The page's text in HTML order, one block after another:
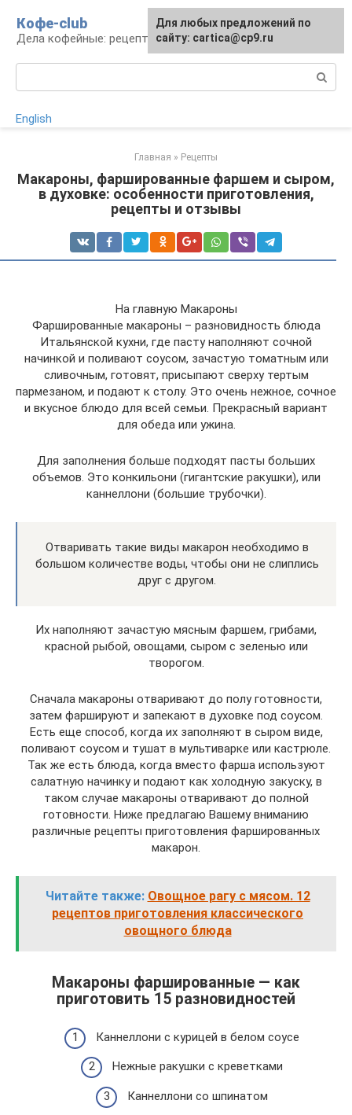
контенту
Кофе-club
Дела кофейные: рецепты и приготовление
English
Главная » Рецепты
Макароны, фаршированные фаршем и сыром,
в духовке: особенности приготовления,
рецепты и отзывы
На главную Макароны
Фаршированные макароны – разновидность блюда
Итальянской кухни, где пасту наполняют сочной
начинкой и поливают соусом, зачастую томатным или
сливочным, готовят, присыпают сверху тертым
пармезаном, и подают к столу. Это очень нежное, сочное
и вкусное блюдо для всей семьи. Прекрасный вариант
для обеда или ужина.
Для заполнения больше подходят пасты больших
объемов. Это конкильони (гигантские ракушки), или
каннеллони (большие трубочки).
Отваривать такие виды макарон необходимо в
большом количестве воды, чтобы они не слиплись
друг с другом.
Их наполняют зачастую мясным фаршем, грибами,
красной рыбой, овощами, сыром с зеленью или
творогом.
Сначала макароны отваривают до полу готовности,
затем фаршируют и запекают в духовке под соусом.
Есть еще способ, когда их заполняют в сыром виде,
поливают соусом и тушат в мультиварке или кастрюле.
Так же есть блюда, когда вместо фарша используют
салатную начинку и подают как холодную закуску, в
таком случае макароны отваривают до полной
готовности. Ниже предлагаю Вашему вниманию
различные рецепты приготовления фаршированных
макарон.
Читайте также: Овощное рагу с мясом. 12
рецептов приготовления классического
овощного блюда
Макароны фаршированные — как
приготовить 15 разновидностей
Каннеллони с курицей в белом соусе
Нежные ракушки с креветками
Каннеллони со шпинатом
Для любых предложений по
сайту: cartica@cp9.ru